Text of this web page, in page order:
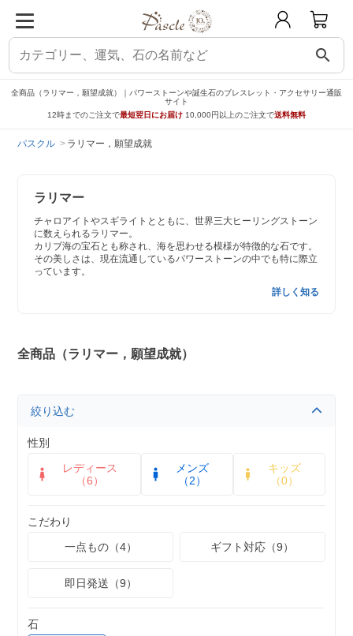
search
全商品（ラリマー，願望成就）｜パワーストーンや誕生石のブレスレット・アクセサリー通販
サイト
12時までのご注文で最短翌日にお届け 10,000円以上のご注文で送料無料
パスクル ラリマー，願望成就
ラリマー
チャロアイトやスギライトとともに、世界三大ヒーリングストーン
に数えられるラリマー。
カリブ海の宝石とも称され、海を思わせる模様が特徴的な石です。
その美しさは、現在流通しているパワーストーンの中でも特に際立
っています。
詳しく知る
全商品（ラリマー，願望成就）
絞り込む
性別
レディース
（6）
メンズ
（2）
キッズ
（0）
こだわり
一点もの（4）
ギフト対応（9）
即日発送（9）
石